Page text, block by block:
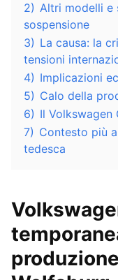
2) Altri modelli e
sospensione
3) La causa: la
tensioni
4) Implicazioni
5) Calo della
6) Il Volkswagen
7) Contesto più
tedesca